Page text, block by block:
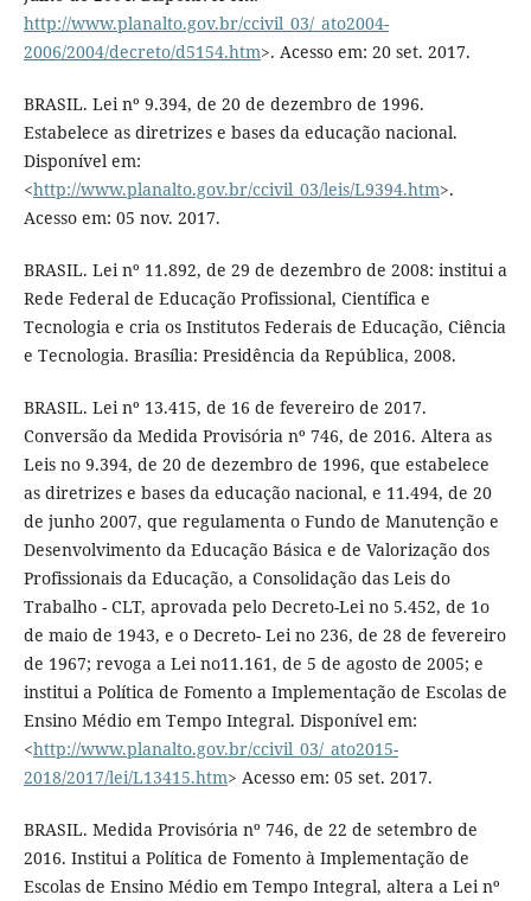
http://www.planalto.gov.br/ccivil_03/_ato2004-
2006/2004/decreto/d5154.htm>. Acesso em: 20 set. 2017.
BRASIL. Lei nº 9.394, de 20 de dezembro de 1996.
Estabelece as diretrizes e bases da educação nacional.
Disponível em:
<http://www.planalto.gov.br/ccivil_03/leis/L9394.htm>.
Acesso em: 05 nov. 2017.
BRASIL. Lei nº 11.892, de 29 de dezembro de 2008: institui a
Rede Federal de Educação Profissional, Científica e
Tecnologia e cria os Institutos Federais de Educação, Ciência
e Tecnologia. Brasília: Presidência da República, 2008.
BRASIL. Lei nº 13.415, de 16 de fevereiro de 2017.
Conversão da Medida Provisória nº 746, de 2016. Altera as
Leis no 9.394, de 20 de dezembro de 1996, que estabelece
as diretrizes e bases da educação nacional, e 11.494, de 20
de junho 2007, que regulamenta o Fundo de Manutenção e
Desenvolvimento da Educação Básica e de Valorização dos
Profissionais da Educação, a Consolidação das Leis do
Trabalho - CLT, aprovada pelo Decreto-Lei no 5.452, de 1o
de maio de 1943, e o Decreto- Lei no 236, de 28 de fevereiro
de 1967; revoga a Lei no11.161, de 5 de agosto de 2005; e
institui a Política de Fomento a Implementação de Escolas de
Ensino Médio em Tempo Integral. Disponível em:
<http://www.planalto.gov.br/ccivil_03/_ato2015-
2018/2017/lei/L13415.htm> Acesso em: 05 set. 2017.
BRASIL. Medida Provisória nº 746, de 22 de setembro de
2016. Institui a Política de Fomento à Implementação de
Escolas de Ensino Médio em Tempo Integral, altera a Lei nº